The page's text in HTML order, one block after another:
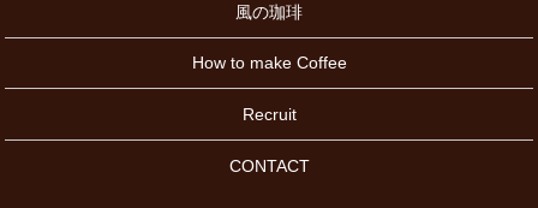
風の珈琲
How to make Coffee
Recruit
CONTACT